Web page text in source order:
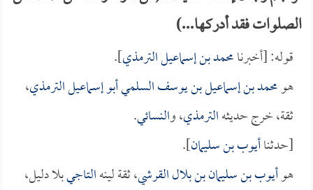
الصلوات فقد أدركها...)
قوله: [أخبرنامحمد بن إسماعيل الترمذي].
هومحمد بن إسماعيل بن يوسف السلمي أبو إسماعيل الترمذي،
ثقة، خرج حديثهالترمذي، والنسائي.
[حدثناأيوب بن سليمان].
هوأيوب بن سليمان بن بلال القرشي، ثقة لينهالتاجيبلا دليل،